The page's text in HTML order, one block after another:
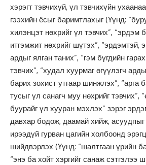
хэрэгт тэвчихүй, үл тэвчихүйн
гээхийн ёсыг баримтлахыг (Үүнд:
хилэнцэт нөхрийг үл тэвчих”, “эрдэм
итгэмжит нөхрийг шүтэх”, “эрдэмтэй,
ардыг ялган таних”, “гэм бүгдийн
тэвчих”, “худал хуурмаг өгүүлэгч
барих зохист утгаар шинжлэх”, “арга
тусыг үл санагч муу нөхрийг тэвчих”,
буурайг үл хууран мэхлэх” зэрэг
давхар бодож, даамай хийж, асуудпыг
ирээдүй гурван цагийн холбоонд
шийдвэрлэх (Үүнд: “шалтгаан үрийн
“энэ ба хойт хэргийг санаж сэтгэлээ